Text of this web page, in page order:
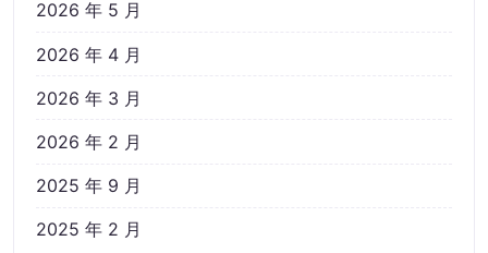
2026 年 5 月
2026 年 4 月
2026 年 3 月
2026 年 2 月
2025 年 9 月
2025 年 2 月